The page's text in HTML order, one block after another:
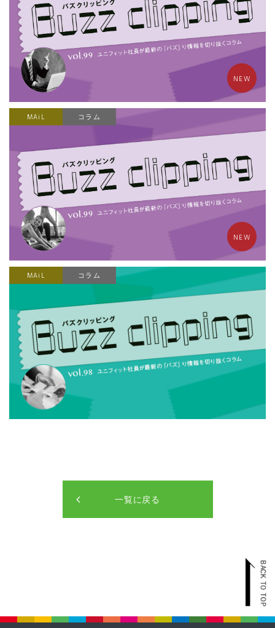
NEW
MAiL コラム
NEW
MAiL コラム
一覧に戻る